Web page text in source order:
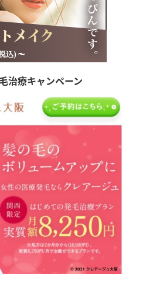
治療キャンペーン